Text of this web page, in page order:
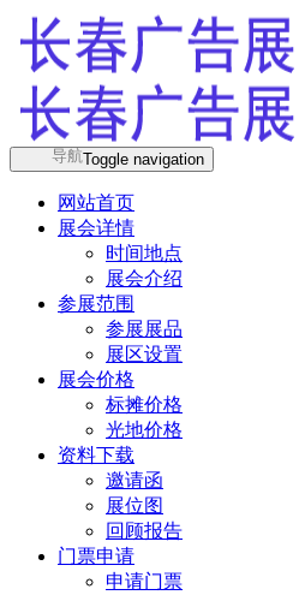
导航Toggle navigation
网站首页
展会详情
时间地点
展会介绍
参展范围
参展展品
展区设置
展会价格
标摊价格
光地价格
资料下载
邀请函
展位图
回顾报告
门票申请
申请门票